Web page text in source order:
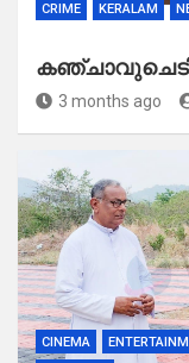
CRIME KERALAM
3 months ago
CINEMA